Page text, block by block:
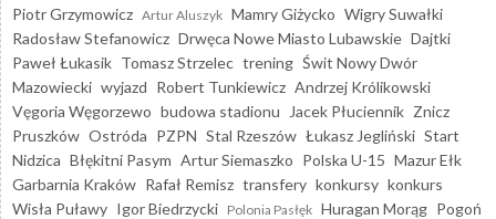
Piotr Grzymowicz Artur Aluszyk Mamry Giżycko Wigry Suwałki
Radosław Stefanowicz Drwęca Nowe Miasto Lubawskie Dajtki
Paweł Łukasik Tomasz Strzelec trening Świt Nowy Dwór
Mazowiecki wyjazd Robert Tunkiewicz Andrzej Królikowski
Vęgoria Węgorzewo budowa stadionu Jacek Płuciennik Znicz
Pruszków Ostróda PZPN Stal Rzeszów Łukasz Jegliński Start
Nidzica Błękitni Pasym Artur Siemaszko Polska U-15 Mazur Ełk
Garbarnia Kraków Rafał Remisz transfery konkursy konkurs
Wisła Puławy Igor Biedrzycki Polonia Pasłęk Huragan Morąg Pogoń